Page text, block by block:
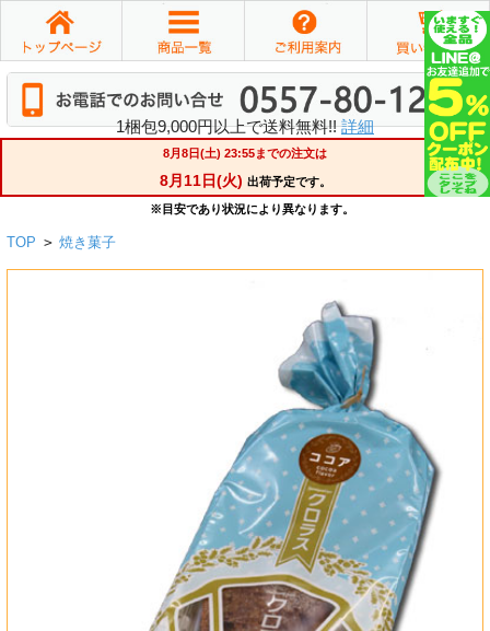
1梱包9,000円以上で送料無料!!詳細
TOP > 焼き菓子